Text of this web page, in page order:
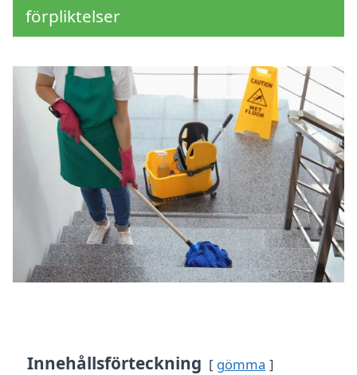
förpliktelser
Innehållsförteckning gömma